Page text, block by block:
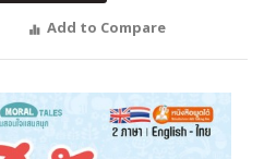
Add to Compare